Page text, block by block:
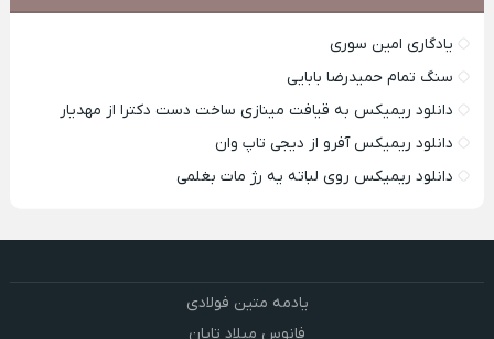
یادگاری امین سوری
سنگ تمام حمیدرضا بابایی
دانلود ریمیکس به قیافت مینازی ساخت دست دکترا از مهدیار
دانلود ریمیکس آفرو از ديجی تاپ وان
دانلود ریمیکس روی لباته یه رژ مات بغلمی
یادمه متین فولادی
فانوس میلاد تایان